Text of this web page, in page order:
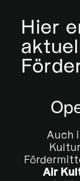
→ ÜBER UNS
→ PROJEKTE
→
Hier
Auch
Air